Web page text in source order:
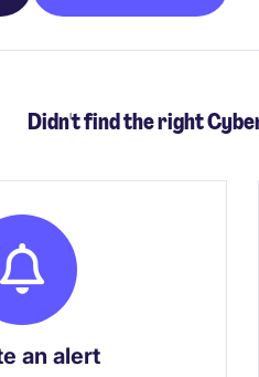
Didn't find the right
an alert